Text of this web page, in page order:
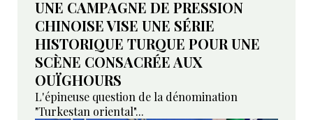
UNE CAMPAGNE DE PRESSION
CHINOISE VISE UNE SÉRIE
HISTORIQUE TURQUE POUR UNE
SCÈNE CONSACRÉE AUX
OUÏGHOURS
L'épineuse question de la dénomination
"Turkestan oriental"...